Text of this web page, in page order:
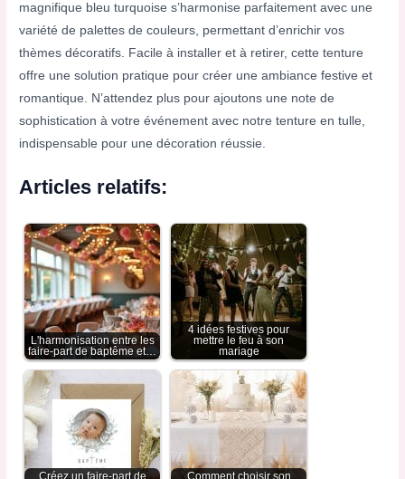
magnifique bleu turquoise s’harmonise parfaitement avec une
variété de palettes de couleurs, permettant d’enrichir vos
thèmes décoratifs. Facile à installer et à retirer, cette tenture
offre une solution pratique pour créer une ambiance festive et
romantique. N’attendez plus pour ajoutons une note de
sophistication à votre événement avec notre tenture en tulle,
indispensable pour une décoration réussie.
Articles relatifs:
L'harmonisation entre les
faire-part de baptême et…
4 idées festives pour
mettre le feu à son
mariage
Créez un faire-part de Comment choisir son